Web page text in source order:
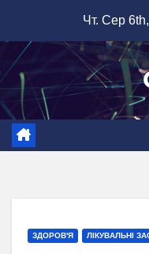
вмісту
Чт. Сер
ЗДОРОВ'Я ЛІКУВАЛЬНІ